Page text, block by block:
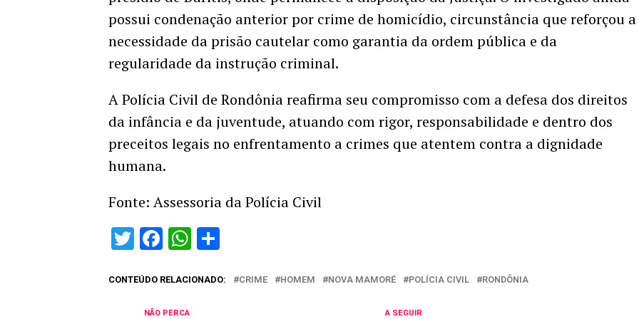
possui condenação anterior por crime de homicídio, circunstância que reforçou a
necessidade da prisão cautelar como garantia da ordem pública e da
regularidade da instrução criminal.
A Polícia Civil de Rondônia reafirma seu compromisso com a defesa dos direitos
da infância e da juventude, atuando com rigor, responsabilidade e dentro dos
preceitos legais no enfrentamento a crimes que atentem contra a dignidade
humana.
Fonte: Assessoria da Polícia Civil
Twitter
Facebook
WhatsApp
CONTEÚDO RELACIONADO: CRIME HOMEM NOVA MAMORÉ POLÍCIA CIVIL RONDÔNIA
A SEGUIR
NÃO PERCA